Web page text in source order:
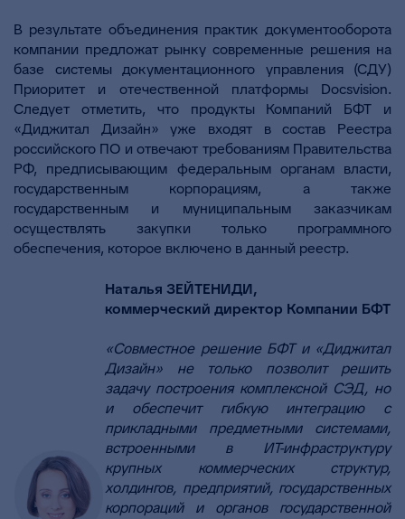
В результате объединения практик документооборота
компании предложат рынку современные решения на
базе системы документационного управления (СДУ)
Приоритет и отечественной платформы Docsvision.
Следует отметить, что продукты Компаний БФТ и
«Диджитал Дизайн» уже входят в состав Реестра
российского ПО и отвечают требованиям Правительства
РФ, предписывающим федеральным органам власти,
государственным корпорациям, а также
государственным и муниципальным заказчикам
осуществлять закупки только программного
обеспечения, которое включено в данный реестр.
Наталья ЗЕЙТЕНИДИ,
коммерческий директор Компании БФТ
«Совместное решение БФТ и «Диджитал
Дизайн» не только позволит решить
задачу построения комплексной СЭД, но
и обеспечит гибкую интеграцию с
прикладными предметными системами,
встроенными в ИТ-инфраструктуру
крупных коммерческих структур,
холдингов, предприятий, государственных
корпораций и органов государственной